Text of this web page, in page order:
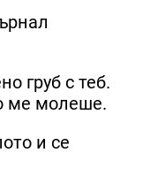
груб с теб.
ме молеше.
и се